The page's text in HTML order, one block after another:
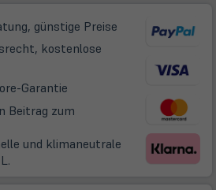
günstige Preise
kostenlose
Garantie
neuem
Beitrag zum
und klimaneutrale